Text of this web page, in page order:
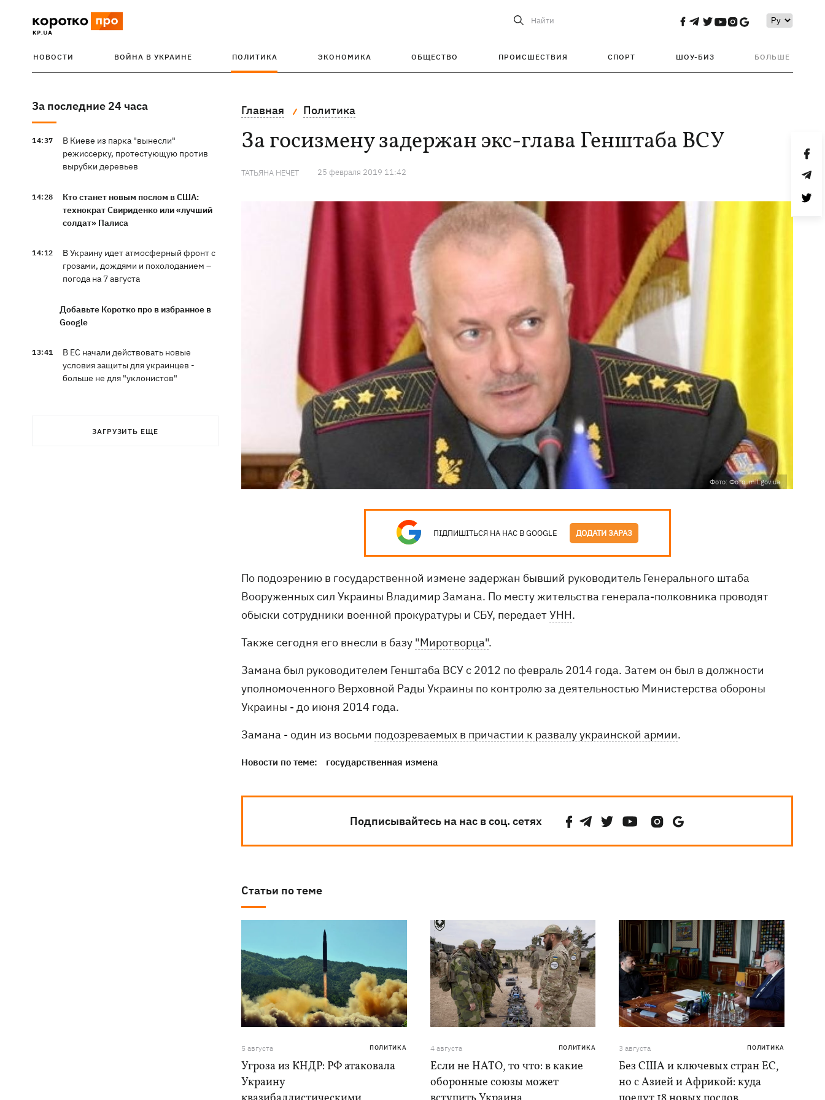
Найти
НОВОСТИ ВОЙНА В УКРАИНЕ ПОЛИТИКА ЭКОНОМИКА ОБЩЕСТВО ПРОИСШЕСТВИЯ СПОРТ ШОУ-БИЗ БОЛЬШЕ
За последние 24 часа
14:37
В Киеве из парка "вынесли"
режиссерку, протестующую против
вырубки деревьев
14:28
Кто станет новым послом в США:
технократ Свириденко или «лучший
солдат» Палиса
14:12
В Украину идет атмосферный фронт с
грозами, дождями и похолоданием –
погода на 7 августа
Добавьте Коротко про в избранное в
Google
13:41
В ЕС начали действовать новые
условия защиты для украинцев -
больше не для "уклонистов"
раненыеЗАГРУЗИТЬ ЕЩЕ
Главная Политика
За госизмену задержан экс-глава Генштаба ВСУ
ТАТЬЯНА НЕЧЕТ 25 февраля 2019 11:42
Фото: Фото: mil.gov.ua
ПІДПИШІТЬСЯ НА НАС В GOOGLE ДОДАТИ ЗАРАЗ
По подозрению в государственной измене задержан бывший руководитель Генерального штаба
Вооруженных сил Украины Владимир Замана. По месту жительства генерала-полковника проводят
обыски сотрудники военной прокуратуры и СБУ, передаетУНН.
Также сегодня его внесли в базу "Миротворца".
Замана был руководителем Генштаба ВСУ с 2012 по февраль 2014 года. Затем он был в должности
уполномоченного Верховной Рады Украины по контролю за деятельностью Министерства обороны
Украины - до июня 2014 года.
Замана - один из восьми подозреваемых в причастии к развалу украинской армии.
Новости по теме: государственная измена
Подписывайтесь на нас в соц. сетях
Статьи по теме
5 августа ПОЛИТИКА
Угроза из КНДР: РФ атаковала
Украину
4 августа ПОЛИТИКА
Если не НАТО, то что: в какие
оборонные союзы может
3 августа ПОЛИТИКА
Без США и ключевых стран ЕС,
но с Азией и Африкой: куда